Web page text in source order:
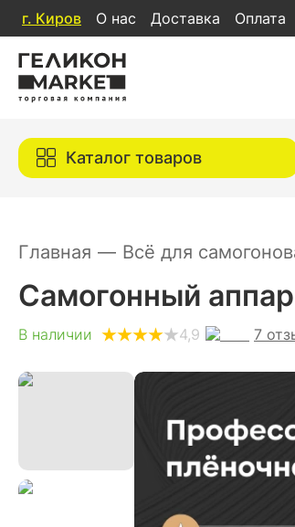
г. Киров О нас Доставка Оплата
Каталог товаров
Главная — Всё для
Самогонный аппарат
В наличии
Самогонный
В наличии 4,9 7